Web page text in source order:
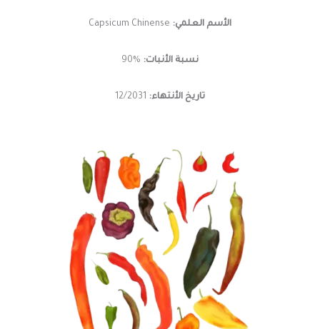
الأسم العلمي:
نسبة الأنبات: %90
تاريخ الأنتهاء: